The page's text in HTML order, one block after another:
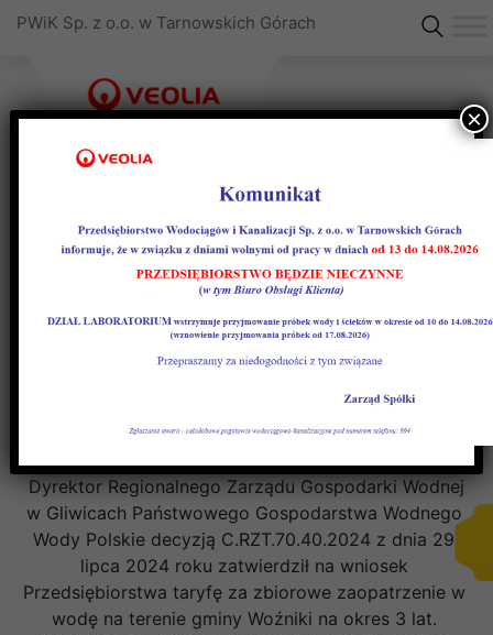
PWiK Sp. z o.o. w Tarnowskich Górach
Taryfa Woźniki
KOMUNIKAT
Zarządu Przedsiębiorstwa Wodociągów i
Kanalizacji Sp. z o.o.
Dyrektor Regionalnego Zarządu Gospodarki Wodnej
w Gliwicach Państwowego Gospodarstwa Wodnego
Wody Polskie decyzją C.RZT.70.40.2024 z dnia 29
lipca 2024 roku zatwierdził na wniosek
Przedsiębiorstwa taryfę za zbiorowe zaopatrzenie w
wodę na terenie gminy Woźniki na okres 3 lat.
×